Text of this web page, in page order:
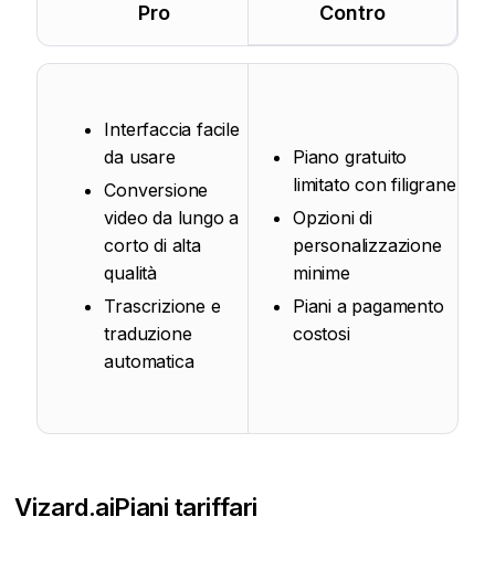
Pro Contro
Interfaccia facile
da usare
Conversione
video da lungo a
corto di alta
qualità
Trascrizione e
traduzione
automatica
Piano gratuito
limitato con filigrane
Opzioni di
personalizzazione
minime
Piani a pagamento
costosi
Vizard.aiPiani tariffari